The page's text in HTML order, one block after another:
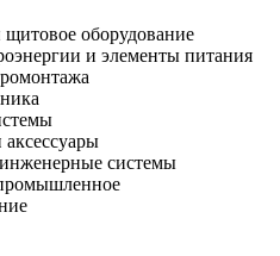
оборудование
и элементы питания
системы